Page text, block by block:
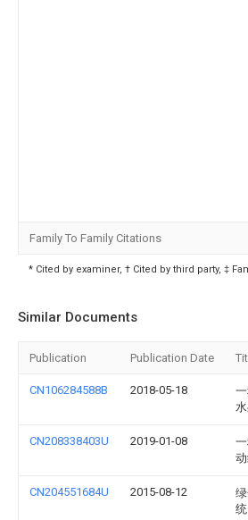
Family To Family Citations
* Cited by examiner, † Cited by third party, ‡
Similar Documents
Publication Publication Date
CN106284588B 2018-05-18
CN208338403U 2019-01-08
CN204551684U 2015-08-12
统